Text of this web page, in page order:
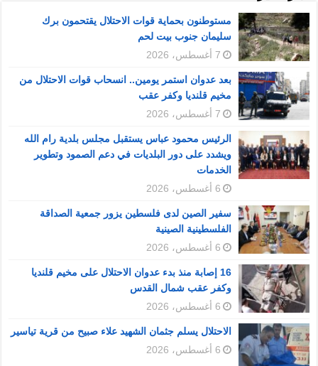
مستوطنون بحماية قوات الاحتلال يقتحمون برك
سليمان جنوب بيت لحم
7 أغسطس، 2026
بعد عدوان استمر يومين.. انسحاب قوات الاحتلال من
مخيم قلنديا وكفر عقب
7 أغسطس، 2026
الرئيس محمود عباس يستقبل مجلس بلدية رام الله
ويشدد على دور البلديات في دعم الصمود وتطوير
الخدمات
6 أغسطس، 2026
سفير الصين لدى فلسطين يزور جمعية الصداقة
الفلسطينية الصينية
6 أغسطس، 2026
16 إصابة منذ بدء عدوان الاحتلال على مخيم قلنديا
وكفر عقب شمال القدس
6 أغسطس، 2026
الاحتلال يسلم جثمان الشهيد علاء صبيح من قرية تياسير
6 أغسطس، 2026